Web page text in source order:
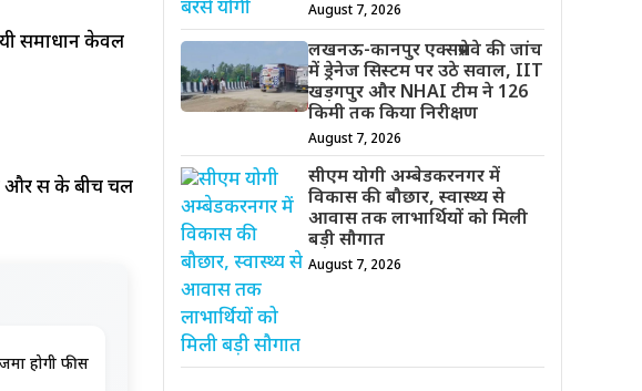
समाधान केवल
और रूस के बीच चल
होगी फीस
August 7, 2026
लखनऊ-कानपुर एक्सप्रेसवे की जांच
में ड्रेनेज सिस्टम पर उठे सवाल, IIT
खड़गपुर और NHAI टीम ने 126
किमी तक किया निरीक्षण
August 7, 2026
सीएम योगी अम्बेडकरनगर में
विकास की बौछार, स्वास्थ्य से
आवास तक लाभार्थियों को मिली
बड़ी सौगात
August 7, 2026